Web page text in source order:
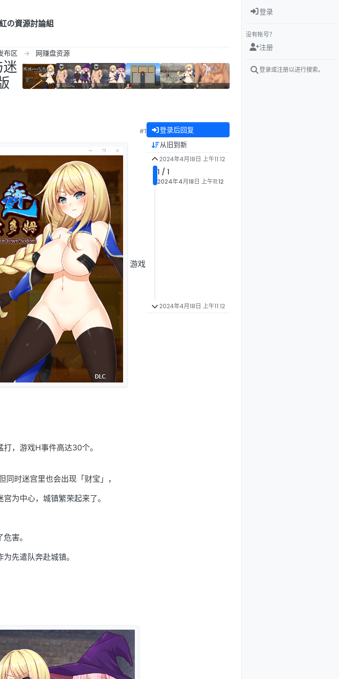
の資源討論組
布区 网赚盘资源
迷
#1
游戏
，游戏H事件高达30个。
时迷宫里也会出现「财宝」，
为中心，城镇繁荣起来了。
害。
先遣队奔赴城镇。
登录后回复
从旧到新
2024年4月18日 上午11:12
1 / 1
2024年4月18日 上午11:12
2024年4月18日 上午11:12
登录
没有帐号？
注册
登录或注册以进行搜索。